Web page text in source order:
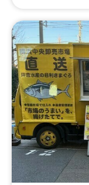
0円】ソースたこ
円】チーズたこ
円】明太マヨチ
こ焼き、【800
0円】ポルパタ
（明太マヨ）、
00円】ポルパタ
タパック（岩塩
ヨ）、【1,000円
岩塩ポテト、【
ヨポテト、【
ャカポテト、【
ボトル（水）、
ク）、【150円